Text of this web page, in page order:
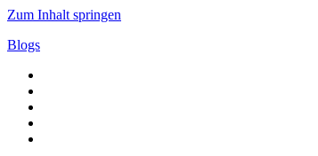
Zum Inhalt springen
Blogs